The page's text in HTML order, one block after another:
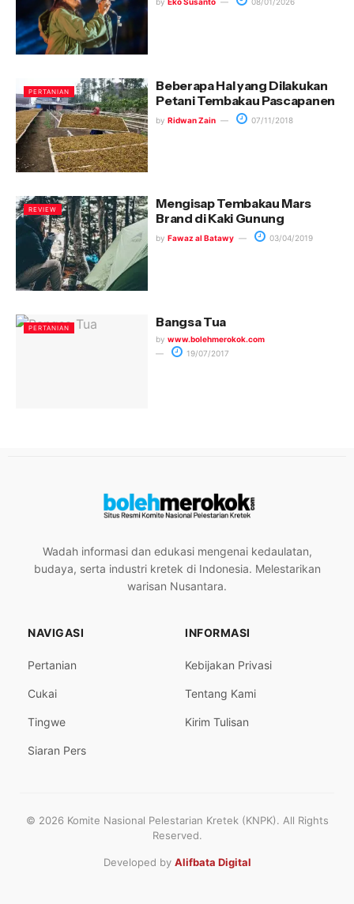
PERTANIAN
Beberapa Hal yang Dilakukan
Petani Tembakau Pascapanen
by Ridwan Zain 07/11/2018
REVIEW
Mengisap Tembakau Mars
Brand di Kaki Gunung
by Fawaz al Batawy 03/04/2019
PERTANIAN Bangsa Tua
by www.bolehmerokok.com
19/07/2017
Wadah informasi dan edukasi mengenai kedaulatan,
budaya, serta industri kretek di Indonesia. Melestarikan
warisan Nusantara.
NAVIGASI
Pertanian
Cukai
Tingwe
Siaran Pers
INFORMASI
Kebijakan Privasi
Tentang Kami
Kirim Tulisan
© 2026 Komite Nasional Pelestarian Kretek (KNPK). All Rights
Reserved.
Developed by Alifbata Digital